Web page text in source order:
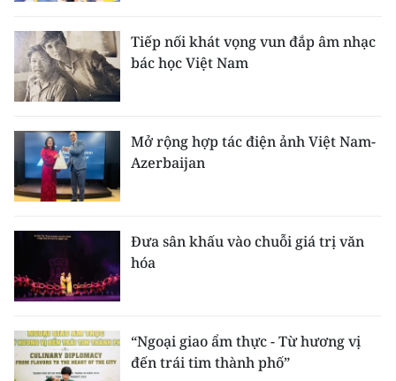
Tiếp nối khát vọng vun đắp âm nhạc
bác học Việt Nam
Mở rộng hợp tác điện ảnh Việt Nam-
Azerbaijan
Đưa sân khấu vào chuỗi giá trị văn
hóa
“Ngoại giao ẩm thực - Từ hương vị
đến trái tim thành phố”